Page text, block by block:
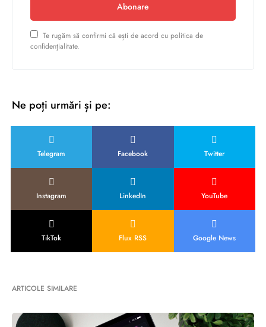
Abonare
Te rugăm să confirmi că ești de acord cu politica de
confidențialitate.
Ne poți urmări și pe:
Telegram Facebook Twitter
Instagram LinkedIn YouTube
TikTok Flux RSS Google News
ARTICOLE SIMILARE